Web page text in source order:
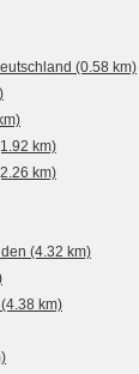
(0.58 km)
km)
km)
(4.32 km)
km)